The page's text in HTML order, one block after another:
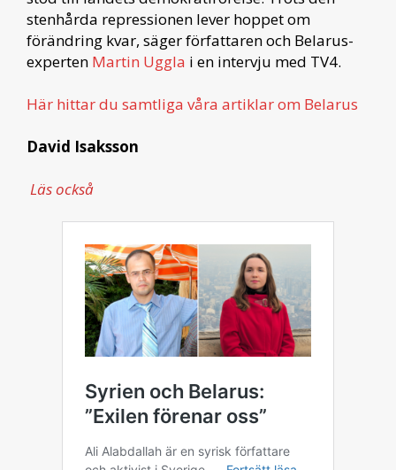
stenhårda repressionen lever hoppet om
förändring kvar, säger författaren och Belarus-
experten Martin Uggla i en intervju med TV4.
Här hittar du samtliga våra artiklar om Belarus
David Isaksson
Läs också